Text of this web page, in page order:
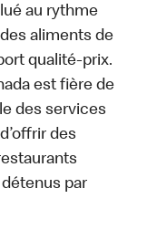
au rythme
aliments de
qualité-prix.
est fière de
des services
des
par